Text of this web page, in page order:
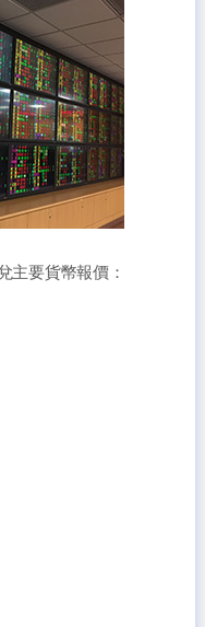
主要貨幣報價：